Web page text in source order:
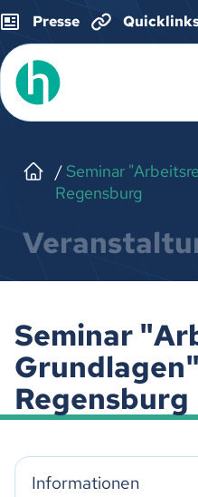
Presse
Seminar
Regensburg
Seminar
Regensburg
Informationen